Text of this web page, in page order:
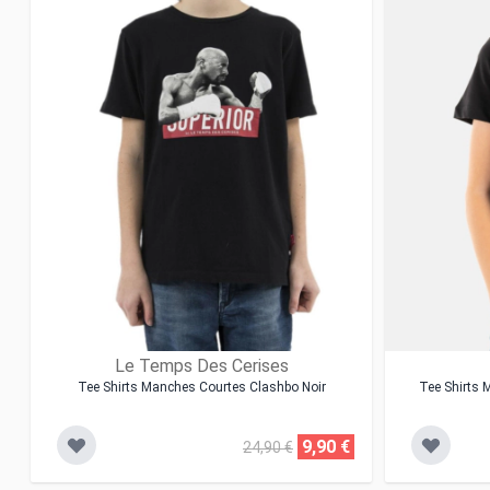
Le Temps Des Cerises
Tee Shirts Manches Courtes Clashbo Noir
24,90 € 9,90 €
Tee Shirts